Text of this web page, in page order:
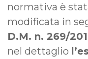
normativa è
modificata in
D.M. n. 269/
nel dettaglio